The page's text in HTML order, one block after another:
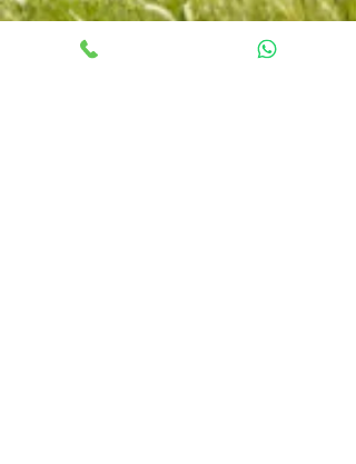
套餐服務